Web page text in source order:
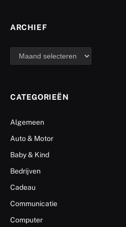
ARCHIEF
archief
CATEGORIEËN
Algemeen
Auto & Motor
Baby & Kind
Bedrijven
Cadeau
Communicatie
Computer